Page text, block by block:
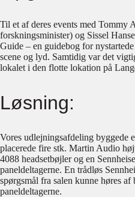
Til et af deres events med Tommy
forskningsminister) og Sissel
Guide – en guidebog for
scene og lyd. Samtidig var det
lokalet i den flotte lokation på
Løsning:
Vores udlejningsafdeling byggede
placerede fire stk. Martin Audio
4088 headsetbøjler og en
paneldeltagerne. En trådløs
spørgsmål fra salen kunne høres
paneldeltagerne.